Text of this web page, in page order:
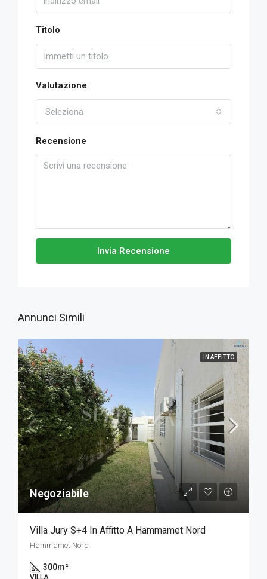
Titolo
Valutazione
Seleziona
Recensione
Invia Recensione
Annunci Simili
IN AFFITTO
Negoziabile
Villa Jury S+4 In Affitto A Hammamet Nord
Hammamet Nord
300m²
VILLA